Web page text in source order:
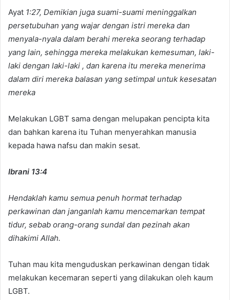
Ayat 1:27, Demikian juga suami-suami meninggalkan
persetubuhan yang wajar dengan istri mereka dan
menyala-nyala dalam berahi mereka seorang terhadap
yang lain, sehingga mereka melakukan kemesuman, laki-
laki dengan laki-laki , dan karena itu mereka menerima
dalam diri mereka balasan yang setimpal untuk kesesatan
mereka
Melakukan LGBT sama dengan melupakan pencipta kita
dan bahkan karena itu Tuhan menyerahkan manusia
kepada hawa nafsu dan makin sesat.
Ibrani 13:4
Hendaklah kamu semua penuh hormat terhadap
perkawinan dan janganlah kamu mencemarkan tempat
tidur, sebab orang-orang sundal dan pezinah akan
dihakimi Allah.
Tuhan mau kita menguduskan perkawinan dengan tidak
melakukan kecemaran seperti yang dilakukan oleh kaum
LGBT.